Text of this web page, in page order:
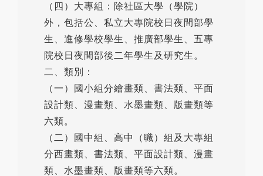
（四）大專組：除社區大學（學院）
外，包括公、私立大專院校日夜間部學
生、進修學校學生、推廣部學生、五專
院校日夜間部後二年學生及研究生。
二、類別：
（一）國小組分繪畫類、書法類、平面
設計類、漫畫類、水墨畫類、版畫類等
六類。
（二）國中組、高中（職）組及大專組
分西畫類、書法類、平面設計類、漫畫
類、水墨畫類、版畫類等六類。